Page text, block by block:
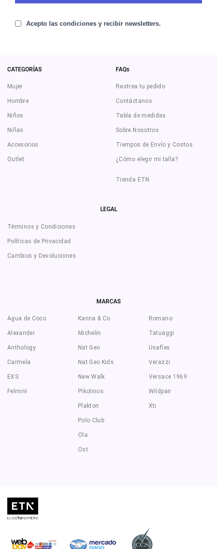
Acepto las condiciones y recibir newsletters.
CATEGORÍAS
Mujer
Hombre
Niños
Niñas
Accesorios
Outlet
FAQs
Rastrea tu pedido
Contáctanos
Tabla de medidas
Sobre Nosotros
Tiempos de Envío y Costos
¿Cómo elegir mi talla?
Tienda ETN
LEGAL
Términos y Condiciones
Políticas de Privacidad
Cambios y Devoluciones
MARCAS
Agua de Coco
Alexander
Anthology
Carmela
EXS
Felmini
Kanna & Co
Michelin
Nat Geo
Nat Geo Kids
New Walk
Pikolinos
Plakton
Polo Club
Ola
Ost.
Romano
Tatuaggi
Usaflex
Verazzi
Versace 1969
Wildpair
Xti